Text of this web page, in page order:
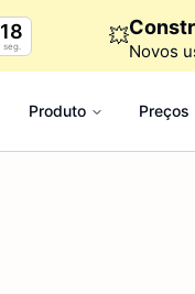
17
seg. 💥
Novos
Produto Preços